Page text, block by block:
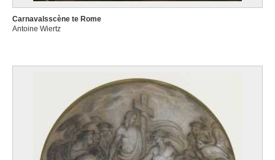
Carnavalsscène te Rome
Antoine Wiertz